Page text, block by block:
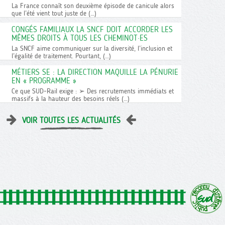
La France connaît son deuxième épisode de canicule alors
que l’été vient tout juste de (…)
CONGÉS FAMILIAUX LA SNCF DOIT ACCORDER LES
MÊMES DROITS À TOUS LES CHEMINOT·ES
La SNCF aime communiquer sur la diversité, l’inclusion et
l’égalité de traitement. Pourtant, (…)
MÉTIERS SE : LA DIRECTION MAQUILLE LA PÉNURIE
EN « PROGRAMME »
Ce que SUD-Rail exige : ➢ Des recrutements immédiats et
massifs à la hauteur des besoins réels (…)
VOIR TOUTES LES ACTUALITÉS